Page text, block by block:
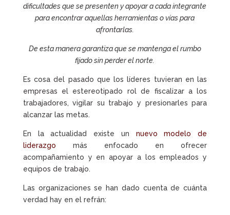
dificultades que se presenten y apoyar a cada integrante
para encontrar aquellas herramientas o vías para
afrontarlas.
De esta manera garantiza que se mantenga el rumbo
fijado sin perder el norte.
Es cosa del pasado que los líderes tuvieran en las
empresas el estereotipado rol de fiscalizar a los
trabajadores, vigilar su trabajo y presionarles para
alcanzar las metas.
En la actualidad existe un nuevo modelo de
liderazgo más enfocado en ofrecer
acompañamiento y en apoyar a los empleados y
equipos de trabajo.
Las organizaciones se han dado cuenta de cuánta
verdad hay en el refrán: